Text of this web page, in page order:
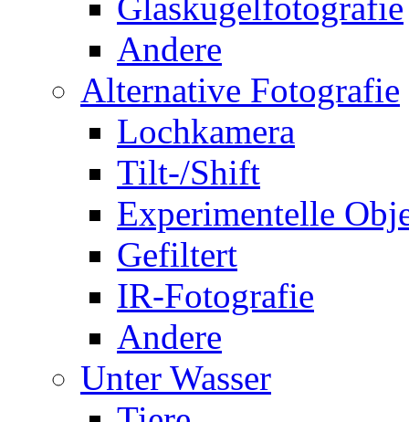
Glaskugelfotografie
Andere
Alternative Fotografie
Lochkamera
Tilt-/Shift
Experimentelle
Gefiltert
IR-Fotografie
Andere
Unter Wasser